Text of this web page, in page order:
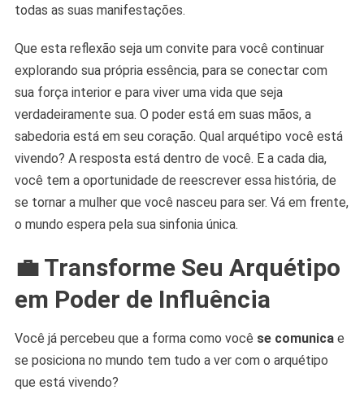
todas as suas manifestações.
Que esta reflexão seja um convite para você continuar
explorando sua própria essência, para se conectar com
sua força interior e para viver uma vida que seja
verdadeiramente sua. O poder está em suas mãos, a
sabedoria está em seu coração. Qual arquétipo você está
vivendo? A resposta está dentro de você. E a cada dia,
você tem a oportunidade de reescrever essa história, de
se tornar a mulher que você nasceu para ser. Vá em frente,
o mundo espera pela sua sinfonia única.
💼 Transforme Seu Arquétipo
em Poder de Influência
Você já percebeu que a forma como você se comunicae
se posiciona no mundo tem tudo a ver com o arquétipo
que está vivendo?